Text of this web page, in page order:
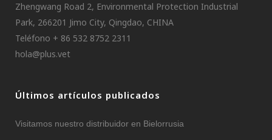
Zhengwang Road 2, Environmental Protection Industrial
Park, 266201 Jimo City, Qingdao, CHINA
Teléfono + 86 532 8752 2311
hola@plus.vet
Últimos artículos publicados
Visitamos nuestro distribuidor en Bielorrusia